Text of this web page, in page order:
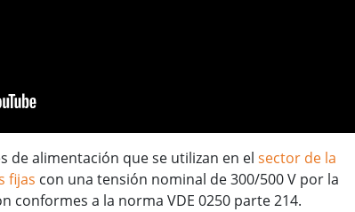
de alimentación que se utilizan en el sector de la
fijas con una tensión nominal de 300/500 V por la
conformes a la norma VDE 0250 parte 214.